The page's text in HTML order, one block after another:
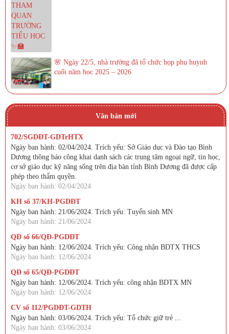
🌸 Ngày 22/5, nhà trường đã tổ chức họp phụ huynh
cuối năm học 2025 – 2026
Văn bản mới
702/SGDĐT-GDTrHTX
Ngày ban hành: 02/04/2024. Trích yếu: Sở Giáo dục và Đào tạo Bình
Dương thông báo công khai danh sách các trung tâm ngoại ngữ, tin học,
cơ sở giáo dục kỹ năng sống trên địa bàn tỉnh Bình Dương đã được cấp
phép theo thẩm quyền.
Ngày ban hành: 02/04/2024
KH số 37/KH-PGDĐT
Ngày ban hành: 21/06/2024. Trích yếu: Tuyển sinh MN
Ngày ban hành: 21/06/2024
QĐ số 66/QĐ-PGDĐT
Ngày ban hành: 12/06/2024. Trích yếu: Công nhận BDTX THCS
Ngày ban hành: 12/06/2024
QĐ số 65/QĐ-PGDĐT
Ngày ban hành: 12/06/2024. Trích yếu: công nhận BDTX MN
Ngày ban hành: 12/06/2024
CV số 112/PGDĐT-GDTH
Ngày ban hành: 03/06/2024. Trích yếu: Tổ chức giữ trẻ ...
Ngày ban hành: 03/06/2024